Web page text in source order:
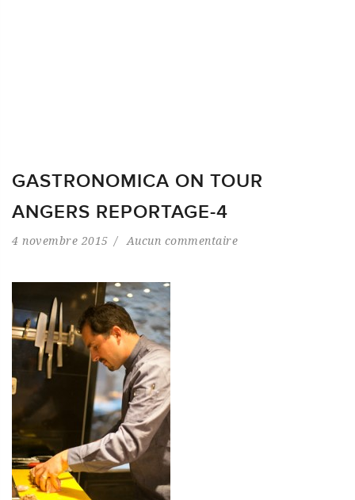
GASTRONOMICA ON TOUR
ANGERS REPORTAGE-4
4 novembre 2015 Aucun commentaire